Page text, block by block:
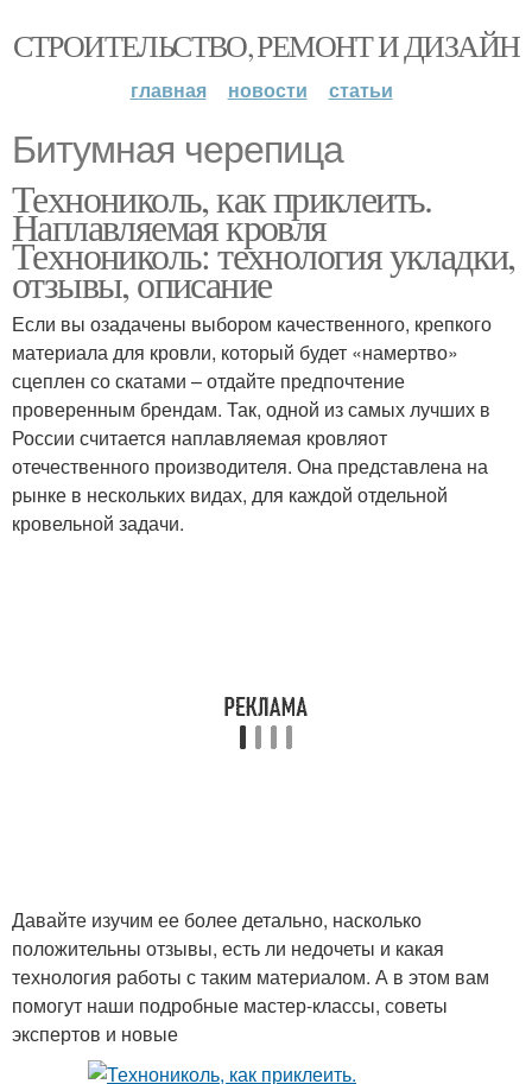
СТРОИТЕЛЬСТВО, РЕМОНТ И ДИЗАЙН
главная новости статьи
Битумная черепица
Технониколь, как приклеить.
Наплавляемая кровля
Технониколь: технология укладки,
отзывы, описание
Если вы озадачены выбором качественного, крепкого
материала для кровли, который будет «намертво»
сцеплен со скатами – отдайте предпочтение
проверенным брендам. Так, одной из самых лучших в
России считается наплавляемая кровляот
отечественного производителя. Она представлена на
рынке в нескольких видах, для каждой отдельной
кровельной задачи.
Давайте изучим ее более детально, насколько
положительны отзывы, есть ли недочеты и какая
технология работы с таким материалом. А в этом вам
помогут наши подробные мастер-классы, советы
экспертов и новые